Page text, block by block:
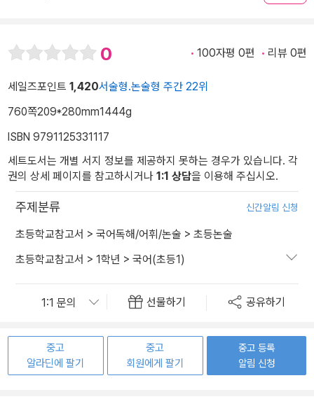
0 100자평 0편 리뷰 0편
세일즈포인트 1,420서술형.논술형 주간 22위
760쪽209*280mm1444g
ISBN 9791125331117
세트도서는 개별 서지 정보를 제공하지 못하는 경우가 있습니다. 각
권의 상세 페이지를 참고하시거나 1:1 상담을 이용해 주십시오.
주제분류 신간알림 신청
초등학교참고서 > 국어독해/어휘/논술 > 초등논술
초등학교참고서 > 1학년 > 국어(초등1)
선물하기 공유하기
중고
알라딘에 팔기
중고
회원에게 팔기
중고 등록
알림 신청